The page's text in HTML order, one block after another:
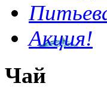
Акция!
Чай